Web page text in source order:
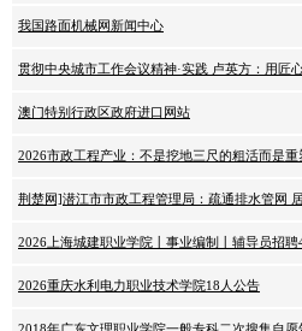
我国路面机械网新闻中心
贯彻中央城市工作会议精神·实践 卢英方：用匠
澳门特别行政区政府进口网站
2026市政工程产业：不是挖地三尺的粗活而是
荆楚网]潜江市市政工程管理局：疏通排水管网
2026上海城建职业学院丨事业编制丨辅导员招
2026重庆水利电力职业技术学院18人公告